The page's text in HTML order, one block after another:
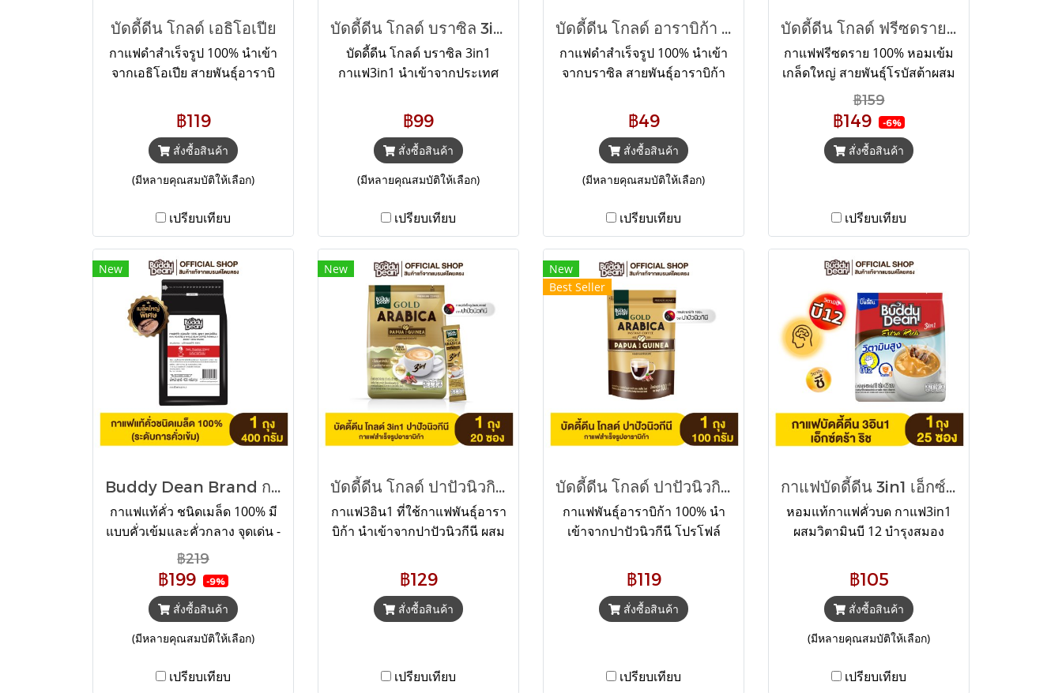
บัดดี้ดีน โกลด์ เอธิโอเปีย
กาแฟดำสำเร็จรูป 100% นำเข้า
จากเอธิโอเปีย สายพันธุ์อาราบิ
฿119
สั่งซื้อสินค้า
(มีหลายคุณสมบัติให้เลือก)
เปรียบเทียบ
บัดดี้ดีน โกลด์ บราซิล 3in1
บัดดี้ดีน โกลด์ บราซิล 3in1
กาแฟ3in1 นำเข้าจากประเทศ
ขั้นตอนการคั่วระดับเข้ม ให้ได้
ความเข้มอันเป็นเอกลักษณ์ที่
โดดเด่นของกาแฟบราซิล อีก
ระดับความอร่อย....ที่ลงตัว
฿99
สั่งซื้อสินค้า
(มีหลายคุณสมบัติให้เลือก)
เปรียบเทียบ
บัดดี้ดีน โกลด์ อาราบิก้า บราซิล (35 กรัม)
กาแฟดำสำเร็จรูป 100% นำเข้า
จากบราซิล สายพันธุ์อาราบิก้า
฿49
สั่งซื้อสินค้า
(มีหลายคุณสมบัติให้เลือก)
เปรียบเทียบ
บัดดี้ดีน โกลด์ ฟรีซดราย อเมริกาโน่
กาแฟฟรีซดราย 100% หอมเข้ม
เกล็ดใหญ่ สายพันธุ์โรบัสต้าผสม
อาราบิก้า ระดับคั่วกลาง คง
รสชาติของกาแฟคั่วบดและกลิ่น
ที่ดีที่สุด หอม อร่อย บอดี้เข้ม ใน
ราคาสุดคุ้ม น้ำหนัก100 กรัม
฿159
฿149 -6%
สั่งซื้อสินค้า
เปรียบเทียบ
New
Buddy Dean Brand กาแฟแท้คั่ว ชนิดเมล็ด 100% ตราบัดดี้ดีน รุ่น 400 กรัม
กาแฟแท้คั่ว ชนิดเมล็ด 100% มี
แบบคั่วเข้มและคั่วกลาง จุดเด่น -
กาแฟรสเข้ม มีกลิ่นคั่วไหม้ ไม่
เปรี้ยว เหมาะสำหรับคนที่โปรด
ปราณกาแฟที่มีรสชาติเข้มข้น
สามารถดื่มเป็นอเมริกาโน่ หรือ
ชงเป็นเครื่องเย็นเติมนม,นมข้น
หวานได้ตามใจชอบ
฿219
฿199 -9%
สั่งซื้อสินค้า
(มีหลายคุณสมบัติให้เลือก)
เปรียบเทียบ
New
บัดดี้ดีน โกลด์ ปาปัวนิวกินี 3in1
กาแฟ3อิน1 ที่ใช้กาแฟพันธุ์อารา
บิก้า นำเข้าจากปาปัวนิวกีนี ผสม
น้ำตาลทราย มีวิตามินถึง 8 ชนิด
อร่อย เข้มกลมกล่อม น้ำหนัก 12
ก. X 20 ซอง
฿129
สั่งซื้อสินค้า
เปรียบเทียบ
New
Best Seller
บัดดี้ดีน โกลด์ ปาปัวนิวกินี 100 กรัม
กาแฟพันธุ์อาราบิก้า 100% นำ
เข้าจากปาปัวนิวกีนี โปรโฟล์
ตรงกลิ่นรสชุ่มฉ่ำ บอดี้
เข้ม..กลมกล่อมไม่หนักไป 100
กรัม ทานได้มากถึง 50 แก้ว/ซอง
฿119
สั่งซื้อสินค้า
เปรียบเทียบ
กาแฟบัดดี้ดีน 3in1 เอ็กซ์ตร้า ริช,โรสท์,เทอร์โบ
หอมแท้กาแฟคั่วบด กาแฟ3in1
ผสมวิตามินบี 12 บำรุงสมอง
฿105
สั่งซื้อสินค้า
(มีหลายคุณสมบัติให้เลือก)
เปรียบเทียบ